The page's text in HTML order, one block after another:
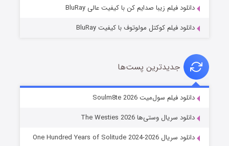
خاندان اژدها فصل ۳
دانلود فیلم زیبا صدایم کن با کیفیت عالی BluRay
دانلود فیلم کوکتل مولوتوف با کیفیت BluRay
جدیدترین پست‌ها
دانلود فیلم سول‌میت Soulm8te 2026
دانلود سریال وستی‌ها The Westies 2026
دانلود سریال One Hundred Years of Solitude 2024-2026